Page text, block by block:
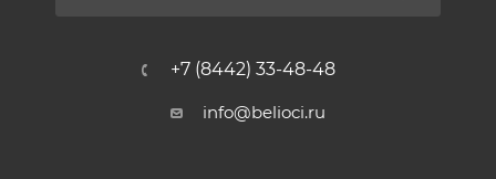
+7 (8442) 33-48-48
info@belioci.ru